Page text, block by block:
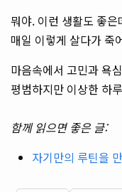
뭐야. 이런 생활도 좋
매일 이렇게 살다가 죽
마음속에서 고민과 욕
평범하지만 이상한 하
함께 읽으면 좋은 글:
자기만의 루틴을